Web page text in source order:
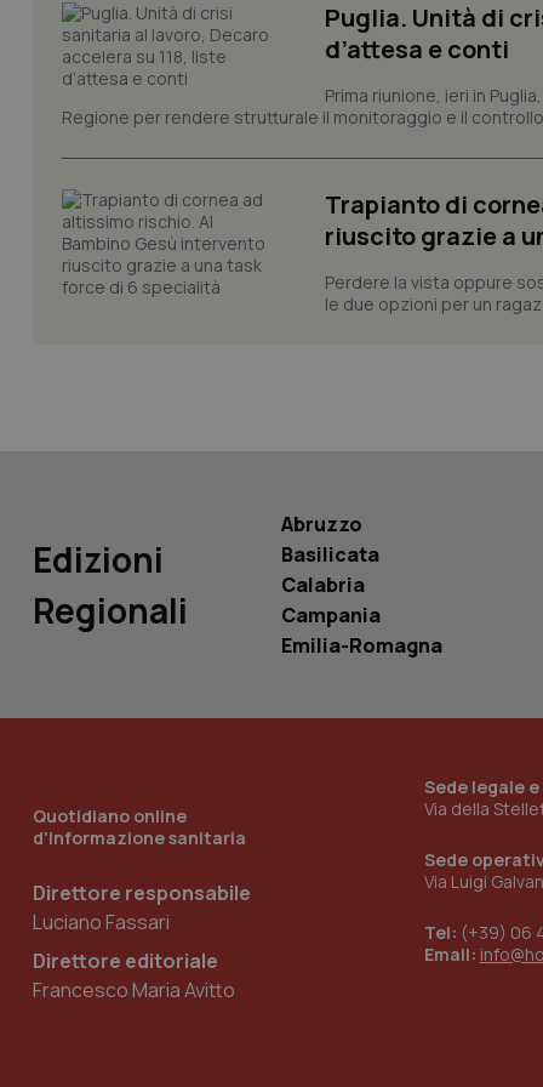
Puglia. Unità di
d’attesa e conti
Prima riunione, ieri in
Regione per rendere strutturale il monitoraggio e il
Trapianto di
riuscito grazie a
Perdere la vista oppure
le due opzioni per un
Edizioni
Regionali
Abruzzo
Basilicata
Calabria
Campania
Emilia-Romagna
Quotidiano online
d'informazione sanitaria
Direttore responsabile
Luciano Fassari
Direttore editoriale
Francesco Maria Avitto
Sede legale
Via della
Sede
Via Luigi
Tel: (+39) 06
Email:
tracking-enable
tracking-sites-
_ga_KM60CM4NPH
_ga_0VMQEQKQ1N
__Secure-YNID